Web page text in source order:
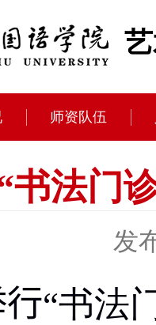
师资队伍
书法门
发
“书法